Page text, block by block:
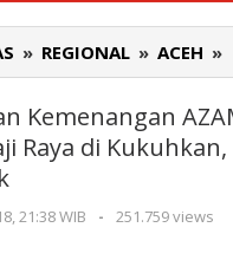
» REGIONAL » ACEH »
Kemenangan
Raya di Kukuhkan,
21:38 WIB
oleh
-
251.759 views